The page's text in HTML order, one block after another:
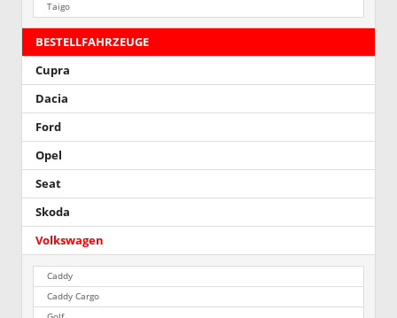
Taigo
BESTELLFAHRZEUGE
Cupra
Dacia
Ford
Opel
Seat
Skoda
Volkswagen
Caddy
Caddy Cargo